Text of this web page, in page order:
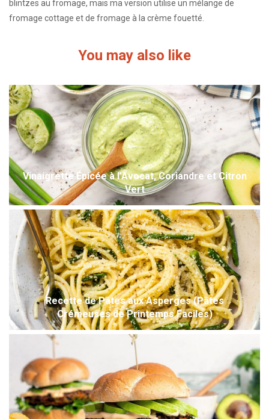
blintzes au fromage, mais ma version utilise un mélange de
fromage cottage et de fromage à la crème fouetté.
You may also like
Vinaigrette Épicée à l’Avocat, Coriandre et Citron
Vert
Recette de Pâtes aux Asperges (Pâtes
Crémeuses de Printemps Faciles)